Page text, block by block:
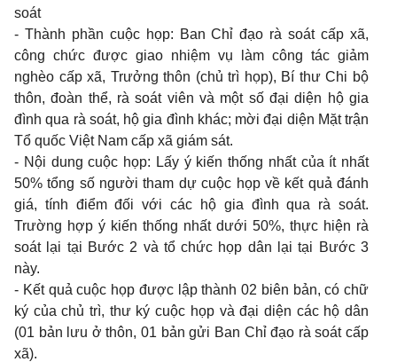
soát
- Thành phần cuộc họp: Ban Chỉ đạo rà soát cấp xã,
công chức được giao nhiệm vụ làm công tác giảm
nghèo cấp xã, Trưởng thôn (chủ trì họp), Bí thư Chi bộ
thôn, đoàn thể, rà soát viên và một số đại diện hộ gia
đình qua rà soát, hộ gia đình khác; mời đại diện Mặt trận
Tổ quốc Việt Nam cấp xã giám sát.
- Nội dung cuộc họp: Lấy ý kiến thống nhất của ít nhất
50% tổng số người tham dự cuộc họp về kết quả đánh
giá, tính điểm đối với các hộ gia đình qua rà soát.
Trường hợp ý kiến thống nhất dưới 50%, thực hiện rà
soát lại tại Bước 2 và tổ chức họp dân lại tại Bước 3
này.
- Kết quả cuộc họp được lập thành 02 biên bản, có chữ
ký của chủ trì, thư ký cuộc họp và đại diện các hộ dân
(01 bản lưu ở thôn, 01 bản gửi Ban Chỉ đạo rà soát cấp
xã).